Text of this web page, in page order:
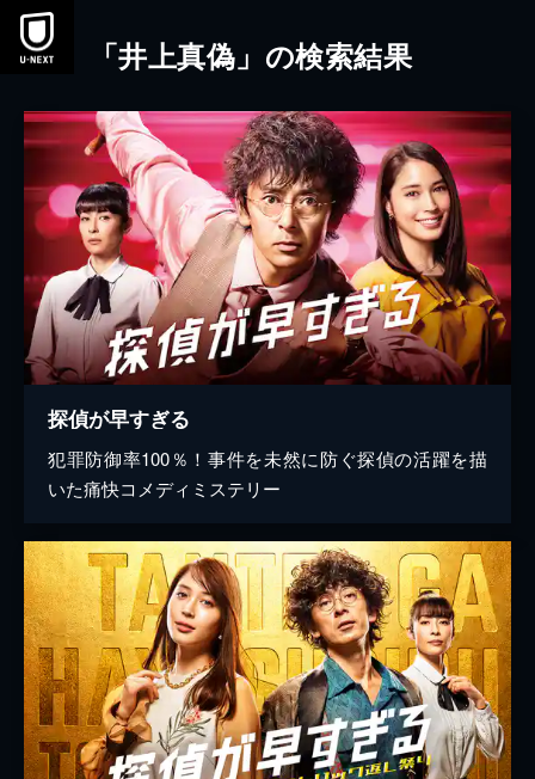
本文へスキップ
「井上真偽」の検索結果
探偵が早すぎる
犯罪防御率100％！事件を未然に防ぐ探偵の活躍を描
いた痛快コメディミステリー